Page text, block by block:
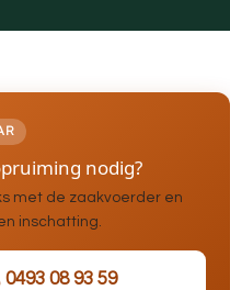
nodig?
met de zaakvoerder en
inschatting.
0493 08 93 59